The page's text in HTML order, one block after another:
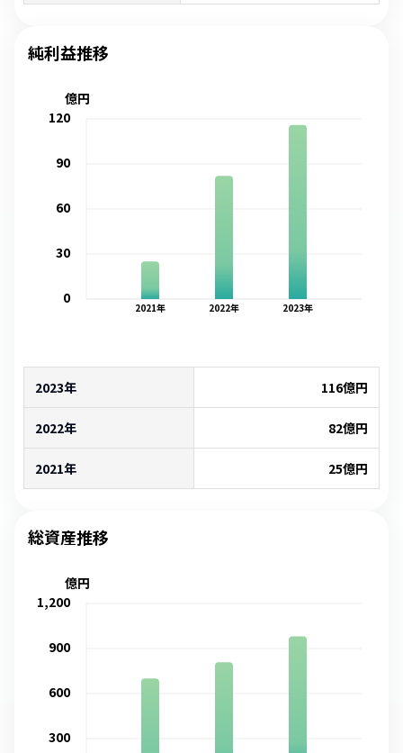
純利益推移
2021年 2022年 2023年
0
30
60
90
120
億円
2023年 116億円
2022年 82億円
2021年 25億円
総資産推移
300
600
900
1,200
億円